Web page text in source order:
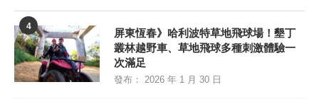
4
屏東恆春》哈利波特草地飛球場！墾丁
叢林越野車、草地飛球多種刺激體驗一
次滿足
發布： 2026 年 1 月 30 日